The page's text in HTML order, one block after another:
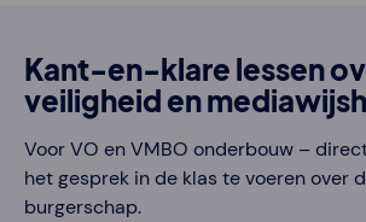
Kant-en-klare lessen
veiligheid en
Voor VO en VMBO onderbouw –
het gesprek in de klas te voeren over
burgerschap.